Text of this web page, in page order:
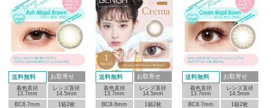
送料無料 お取寄せ
着色直径
13.7mm
レンズ直径
14.5mm
BC8.7mm
1箱2枚
送料無料 お取寄せ
着色直径
13.7mm
レンズ直径
14.5mm
BC8.6mm
1箱2枚
送料無料 お取寄せ
着色直径
13.7mm
レンズ直径
14.5mm
BC8.7mm
1箱2枚